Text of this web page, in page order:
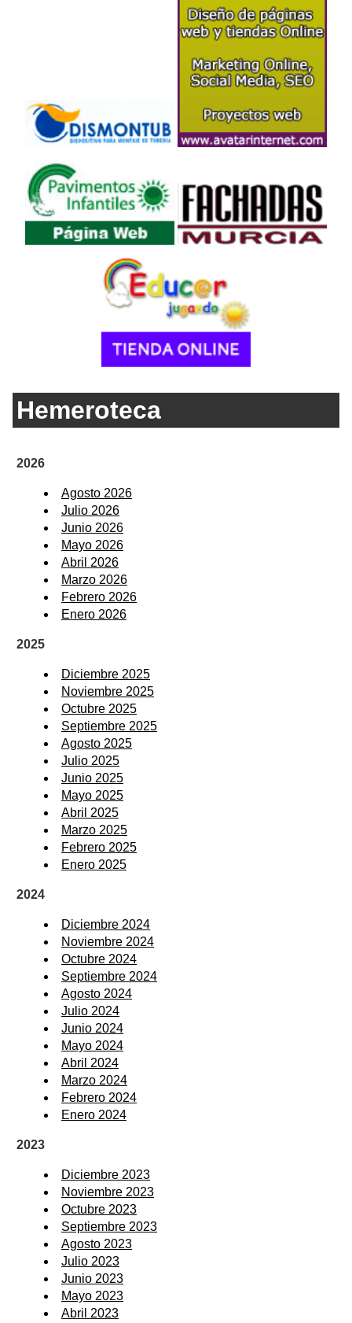
Hemeroteca
2026
Agosto 2026
Julio 2026
Junio 2026
Mayo 2026
Abril 2026
Marzo 2026
Febrero 2026
Enero 2026
2025
Diciembre 2025
Noviembre 2025
Octubre 2025
Septiembre 2025
Agosto 2025
Julio 2025
Junio 2025
Mayo 2025
Abril 2025
Marzo 2025
Febrero 2025
Enero 2025
2024
Diciembre 2024
Noviembre 2024
Octubre 2024
Septiembre 2024
Agosto 2024
Julio 2024
Junio 2024
Mayo 2024
Abril 2024
Marzo 2024
Febrero 2024
Enero 2024
2023
Diciembre 2023
Noviembre 2023
Octubre 2023
Septiembre 2023
Agosto 2023
Julio 2023
Junio 2023
Mayo 2023
Abril 2023